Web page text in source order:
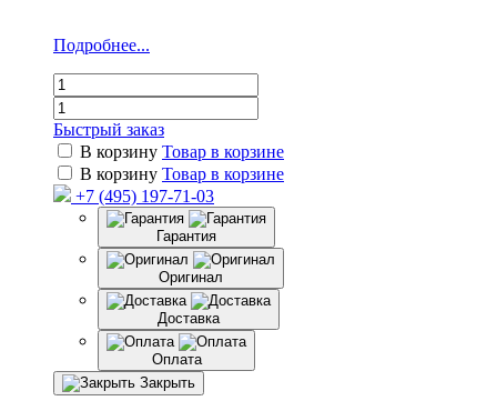
Подробнее...
Быстрый заказ
В корзину Товар в корзине
В корзину Товар в корзине
+7 (495) 197-71-03
Гарантия
Оригинал
Доставка
Оплата
Закрыть